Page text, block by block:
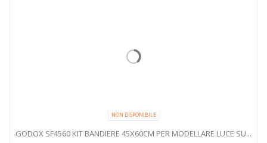
NON DISPONIBILE
GODOX SF4560 KIT BANDIERE 45X60CM PER MODELLARE LUCE SU...